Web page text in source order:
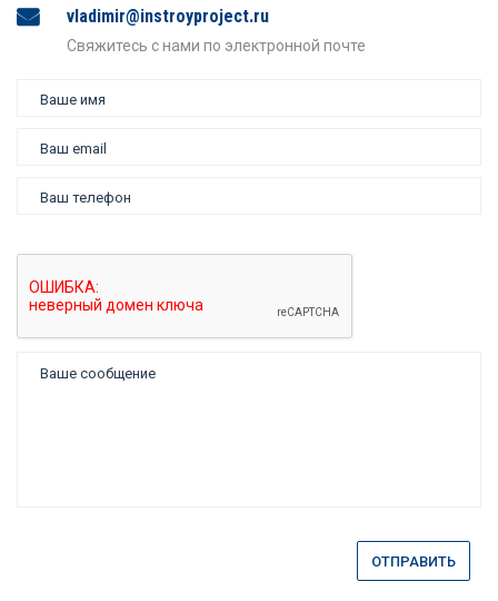
vladimir@instroyproject.ru
Свяжитесь с нами по электронной почте
ОТПРАВИТЬ